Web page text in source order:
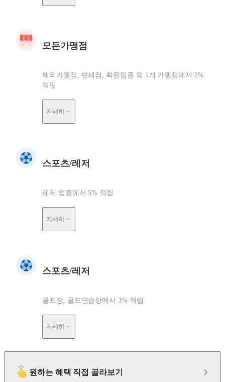
모든가맹점
해외가맹점, 면세점, 학원업종 외 1개 가맹점에서 2%
적립
자세히
스포츠/레저
레저 업종에서 5% 적립
자세히
스포츠/레저
골프장, 골프연습장에서 3% 적립
자세히
원하는 혜택 직접 골라보기